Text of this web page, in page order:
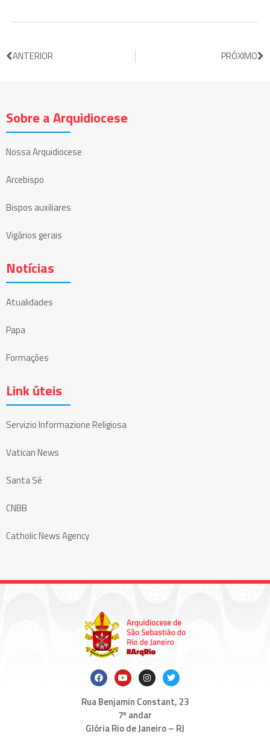
ANTERIOR PRÓXIMO
Sobre a Arquidiocese
Nossa Arquidiocese
Arcebispo
Bispos auxiliares
Vigários gerais
Notícias
Atualidades
Papa
Formações
Link úteis
Servizio Informazione Religiosa
Vatican News
Santa Sé
CNBB
Catholic News Agency
Rua Benjamin Constant, 23
7º andar
Glória Rio de Janeiro – RJ